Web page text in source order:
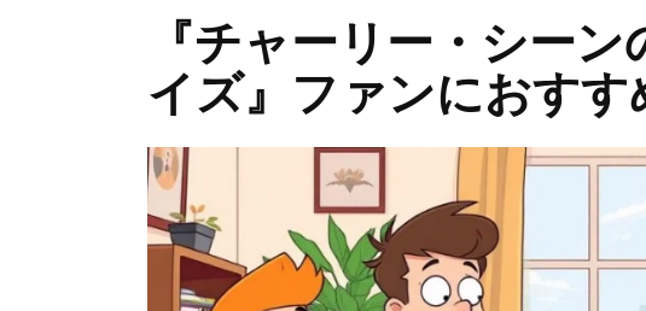
『チャーリー・シー
イズ』ファンにおすす